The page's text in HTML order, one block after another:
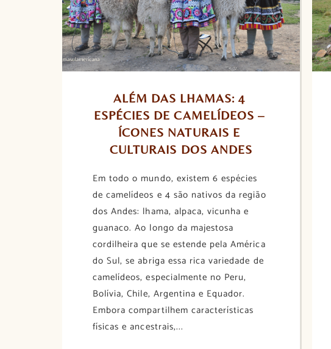
ALÉM DAS LHAMAS: 4
ESPÉCIES DE CAMELÍDEOS –
ÍCONES NATURAIS E
CULTURAIS DOS ANDES
Em todo o mundo, existem 6 espécies
de camelídeos e 4 são nativos da região
dos Andes: lhama, alpaca, vicunha e
guanaco. Ao longo da majestosa
cordilheira que se estende pela América
do Sul, se abriga essa rica variedade de
camelídeos, especialmente no Peru,
Bolívia, Chile, Argentina e Equador.
Embora compartilhem características
físicas e ancestrais,...